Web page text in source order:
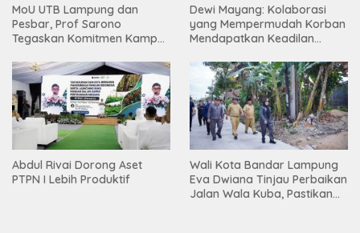
MoU UTB Lampung dan
Pesbar, Prof Sarono
Tegaskan Komitmen Kampus
Masyarakat
Dewi Mayang: Kolaborasi
yang Mempermudah Korban
Mendapatkan Keadilan
Abdul Rivai Dorong Aset
PTPN I Lebih Produktif
Wali Kota Bandar Lampung
Eva Dwiana Tinjau Perbaikan
Jalan Wala Kuba, Pastikan